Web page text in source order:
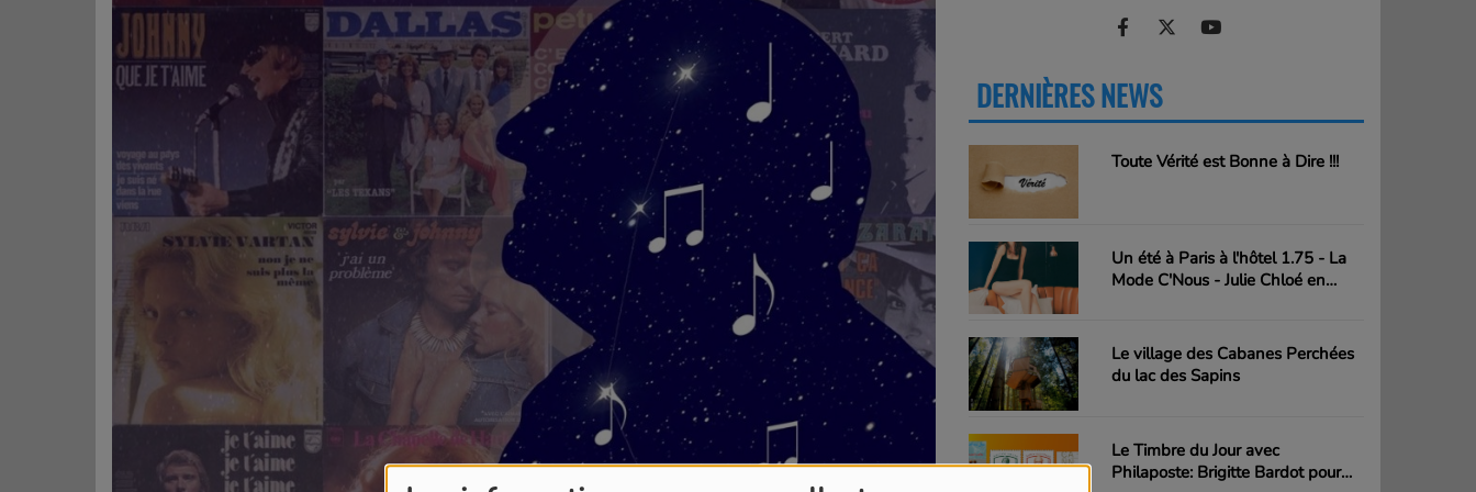
DERNIÈRES NEWS
Toute Vérité est Bonne à Dire !!!
Un été à Paris à l'hôtel 1.75 - La
Mode C'Nous - Julie Chloé en
Le village des Cabanes Perchées
du lac des Sapins
Le Timbre du Jour avec
Philaposte: Brigitte Bardot pour